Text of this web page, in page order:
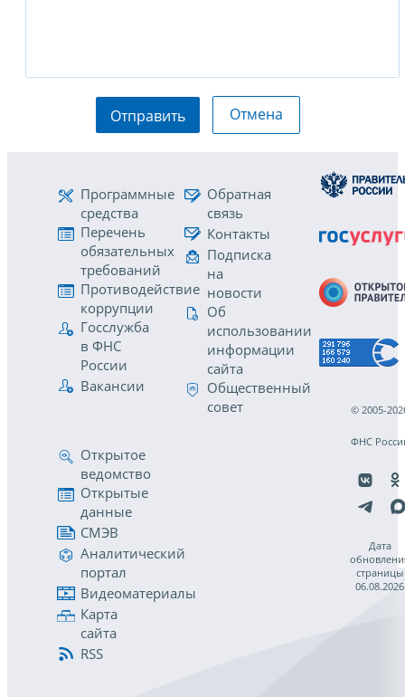
Отправить Отмена
Программные
средства
Перечень
обязательных
требований
Противодействие
коррупции
Госслужба
в ФНС
России
Вакансии
Обратная
связь
Контакты
Подписка
на
новости
Об
использовании
информации
сайта
Общественный
совет
Открытое
ведомство
Открытые
данные
СМЭВ
Аналитический
портал
Видеоматериалы
Карта
сайта
RSS
© 2005-
ФНС
Дата
страницы
06.08.2026